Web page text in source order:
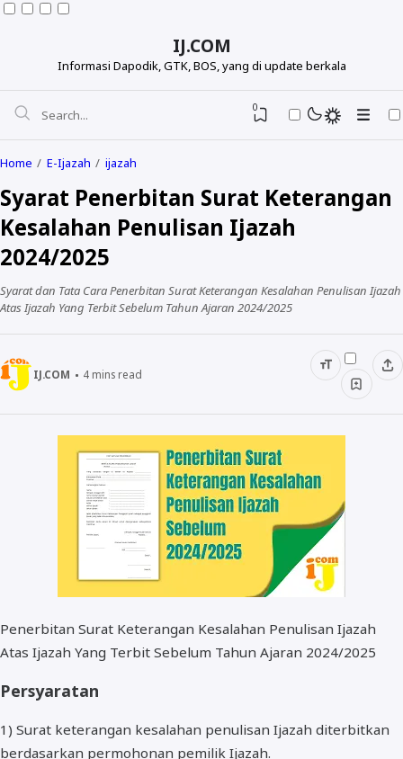
IJ.COM
Informasi Dapodik, GTK, BOS, yang di update berkala
0
Home E-Ijazah ijazah
Syarat Penerbitan Surat Keterangan
Kesalahan Penulisan Ijazah
2024/2025
Syarat dan Tata Cara Penerbitan Surat Keterangan Kesalahan Penulisan Ijazah
Atas Ijazah Yang Terbit Sebelum Tahun Ajaran 2024/2025
IJ.COM 4mins read
Penerbitan Surat Keterangan Kesalahan Penulisan Ijazah
Atas Ijazah Yang Terbit Sebelum Tahun Ajaran 2024/2025
Persyaratan
1) Surat keterangan kesalahan penulisan Ijazah diterbitkan
berdasarkan permohonan pemilik Ijazah.